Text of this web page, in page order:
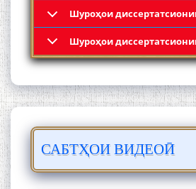
Шyроҳои
Шyроҳои
САБТҲОИ ВИДЕОӢ
Қадамҷо: Муҳаммадҷон
Раҳимӣ
ЛОҲУТӢ - ФИЛМИ
МУСТАНАД